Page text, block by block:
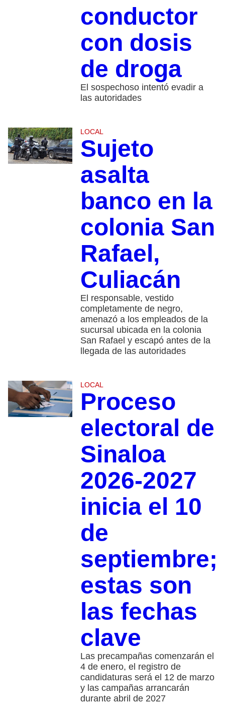
conductor
con dosis
de droga
El sospechoso intentó evadir a
las autoridades
LOCAL
Sujeto
asalta
banco en la
colonia San
Rafael,
Culiacán
El responsable, vestido
completamente de negro,
amenazó a los empleados de la
sucursal ubicada en la colonia
San Rafael y escapó antes de la
llegada de las autoridades
LOCAL
Proceso
electoral de
Sinaloa
2026-2027
inicia el 10
de
septiembre;
estas son
las fechas
clave
Las precampañas comenzarán el
4 de enero, el registro de
candidaturas será el 12 de marzo
y las campañas arrancarán
durante abril de 2027